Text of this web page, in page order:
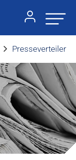
Presseverteiler